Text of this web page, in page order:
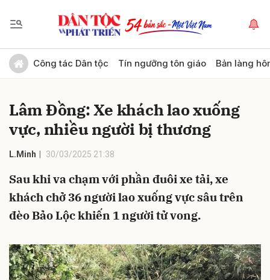
Công tác Dân tộc Tín ngưỡng tôn giáo Bản làng
Lâm Đồng: Xe khách lao xuống
vực, nhiều người bị thương
L.Minh 30/03/2025 21:38
Sau khi va chạm với phần đuôi xe tải, xe
khách chở 36 người lao xuống vực sâu trên
đèo Bảo Lộc khiến 1 người tử vong.
Gửi bình luận
Hủy